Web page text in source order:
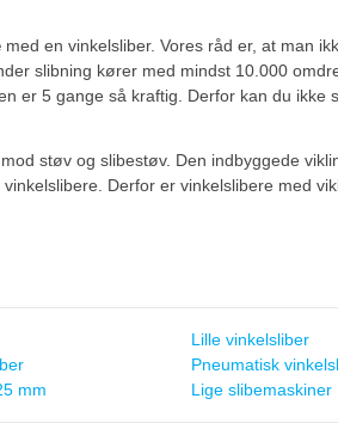
en vinkelsliber. Vores råd er, at man
slibning kører med mindst 10.000
er 5 gange så kraftig. Derfor kan du ikke
støv og slibestøv. Den indbyggede
Derfor er vinkelslibere med
mm
Lille vinkelsliber
Pneumatisk
Lige slibemaskiner